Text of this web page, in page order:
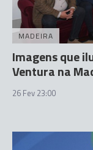
MADEIRA
Imagens que
Ventura na
26 Fev 23:00